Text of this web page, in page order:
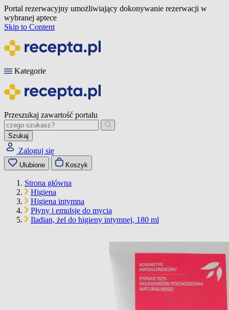
Portal rezerwacyjny umożliwiający dokonywanie rezerwacji w
wybranej aptece
Skip to Content
Kategorie
Przeszukaj zawartość portalu
Szukaj
Zaloguj się
Ulubione Koszyk
Strona główna
Higiena
Higiena intymna
Płyny i emulsje do mycia
Iladian, żel do higieny intymnej, 180 ml